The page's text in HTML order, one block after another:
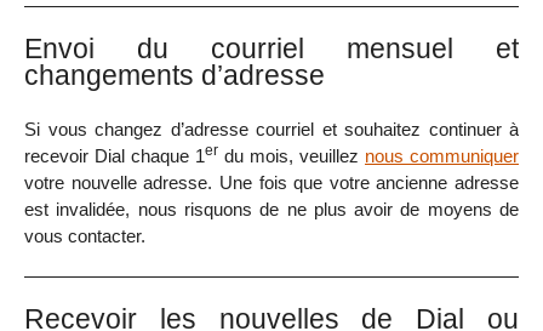
Envoi du courriel mensuel et
changements d’adresse
Si vous changez d’adresse courriel et souhaitez continuer à
recevoir Dial chaque 1er du mois, veuillez nous communiquer
votre nouvelle adresse. Une fois que votre ancienne adresse
est invalidée, nous risquons de ne plus avoir de moyens de
vous contacter.
Recevoir les nouvelles de Dial ou